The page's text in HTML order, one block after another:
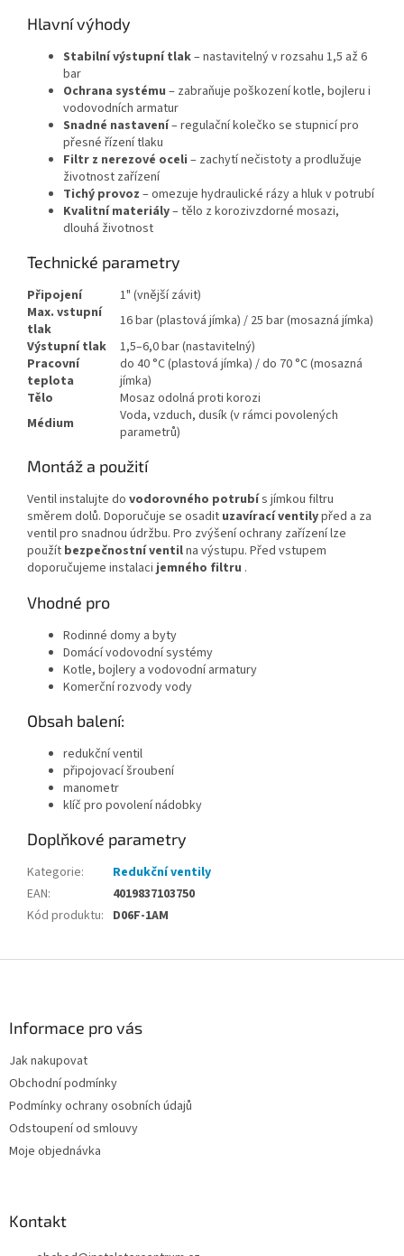
Hlavní výhody
Stabilní výstupní tlak– nastavitelný v rozsahu 1,5 až 6
bar
Ochrana systému – zabraňuje poškození kotle, bojleru i
vodovodních armatur
Snadné nastavení– regulační kolečko se stupnicí pro
přesné řízení tlaku
Filtr z nerezové oceli – zachytí nečistoty a prodlužuje
životnost zařízení
Tichý provoz – omezuje hydraulické rázy a hluk v potrubí
Kvalitní materiály– tělo z korozivzdorné mosazi,
dlouhá životnost
Technické parametry
Připojení
1" (vnější závit)
Max. vstupní
tlak
16 bar (plastová jímka) / 25 bar (mosazná jímka)
Výstupní tlak
1,5–6,0 bar (nastavitelný)
Pracovní
teplota
do 40 °C (plastová jímka) / do 70 °C (mosazná
jímka)
Tělo
Mosaz odolná proti korozi
Médium
Voda, vzduch, dusík (v rámci povolených
parametrů)
Montáž a použití
Ventil instalujte do vodorovného potrubís jímkou filtru
směrem dolů. Doporučuje se osadit uzavírací ventilypřed a za
ventil pro snadnou údržbu. Pro zvýšení ochrany zařízení lze
použít bezpečnostní ventilna výstupu. Před vstupem
doporučujeme instalacijemného filtru .
Vhodné pro
Rodinné domy a byty
Domácí vodovodní systémy
Kotle, bojlery a vodovodní armatury
Komerční rozvody vody
Obsah balení:
redukční ventil
připojovací šroubení
manometr
klíč pro povolení nádobky
Doplňkové parametry
Kategorie:
Redukční ventily
EAN:
4019837103750
Kód produktu: D06F-1AM
Informace pro vás
Jak nakupovat
Obchodní podmínky
Podmínky ochrany osobních údajů
Odstoupení od smlouvy
Moje objednávka
Kontakt